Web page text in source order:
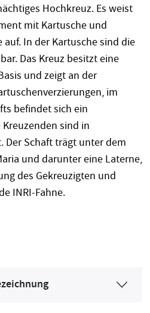
Hochkreuz. Es weist
mit Kartusche und
In der Kartusche sind die
Das Kreuz besitzt eine
und zeigt an der
im
befindet sich ein
sind in
Schaft trägt unter dem
und darunter eine Laterne,
des Gekreuzigten und
INRI-Fahne.